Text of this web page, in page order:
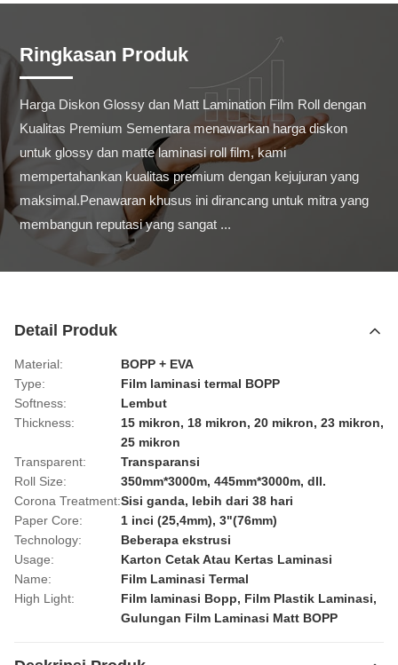
Ringkasan Produk
Harga Diskon Glossy dan Matt Lamination Film Roll dengan
Kualitas Premium Sementara menawarkan harga diskon
untuk glossy dan matte laminasi roll film, kami
mempertahankan kualitas premium dengan kejujuran yang
maksimal.Penawaran khusus ini dirancang untuk mitra yang
membangun reputasi yang sangat ...
Detail Produk
Material:
BOPP + EVA
Type:
Film laminasi termal BOPP
Softness:
Lembut
Thickness:
15 mikron, 18 mikron, 20 mikron, 23 mikron,
25 mikron
Transparent:
Transparansi
Roll Size:
350mm*3000m, 445mm*3000m, dll.
Corona Treatment:Sisi ganda, lebih dari 38 hari
Paper Core:
1 inci (25,4mm), 3"(76mm)
Technology:
Beberapa ekstrusi
Usage:
Karton Cetak Atau Kertas Laminasi
Name:
Film Laminasi Termal
High Light:
Film laminasi Bopp, Film Plastik Laminasi,
Gulungan Film Laminasi Matt BOPP